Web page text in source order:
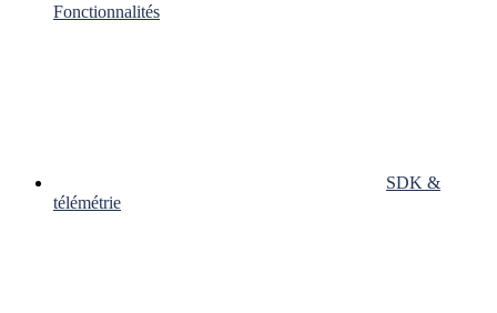
Fonctionnalités
SDK &
télémétrie